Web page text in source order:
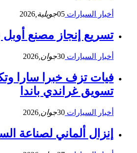
أخبار السيارات 05جويلية,2026
تسريع إنجاز مصنع أوبل
أخبار السيارات 30جوان, 2026
فيات تزف خبرا سارا
تسويق غراندي باندا
أخبار السيارات 30جوان, 2026
إنزال ألماني لصناعة